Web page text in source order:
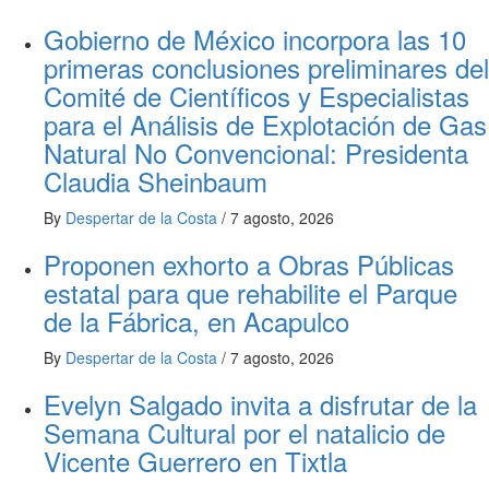
Gobierno de México incorpora las 10
primeras conclusiones preliminares del
Comité de Científicos y Especialistas
para el Análisis de Explotación de Gas
Natural No Convencional: Presidenta
Claudia Sheinbaum
By Despertar de la Costa / 7 agosto, 2026
Proponen exhorto a Obras Públicas
estatal para que rehabilite el Parque
de la Fábrica, en Acapulco
By Despertar de la Costa / 7 agosto, 2026
Evelyn Salgado invita a disfrutar de la
Semana Cultural por el natalicio de
Vicente Guerrero en Tixtla